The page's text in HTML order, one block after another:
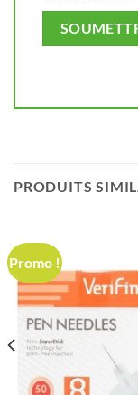
PRODUITS
Promo !